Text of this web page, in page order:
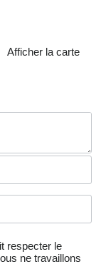
Afficher la carte
respecter le
ne travaillons